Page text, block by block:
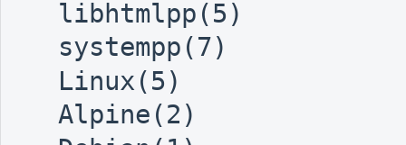
libhtmlpp(5)
systempp(7)
Linux(5)
Alpine(2)